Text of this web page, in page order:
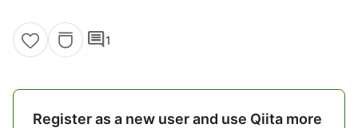
comment1
Register as a new user and use Qiita more